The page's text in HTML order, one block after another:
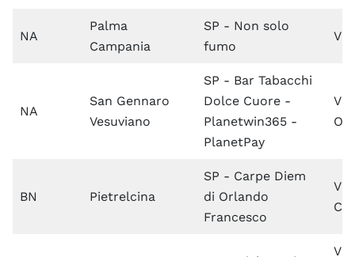
NA
Palma
Campania
SP - Non solo
fumo
NA
San Gennaro
Vesuviano
SP - Bar Tabacchi
Dolce Cuore -
Planetwin365 -
PlanetPay
Via
BN Pietrelcina
SP - Carpe Diem
di Orlando
Francesco
Via